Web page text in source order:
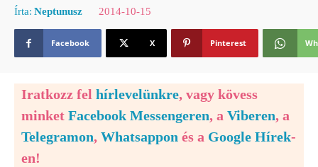
Írta: Neptunusz 2014-10-15
Facebook X Pinterest
Iratkozz fel hírlevelünkre, vagy kövess
minket Facebook Messengeren, a Viberen, a
Telegramon, Whatsappon és a Google Hírek-
en!